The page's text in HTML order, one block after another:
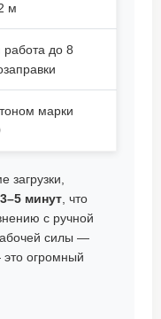
м
до 8
марки
загрузки,
3–5 минут , что
с ручной
силы —
огромный